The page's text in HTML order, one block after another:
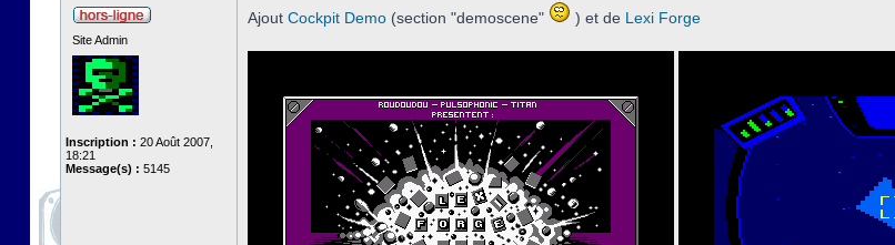
Site Admin
Inscription : 20 Août 2007,
18:21
Message(s) : 5145
Ajout Cockpit Demo (section "demoscene" ) et de Lexi Forge